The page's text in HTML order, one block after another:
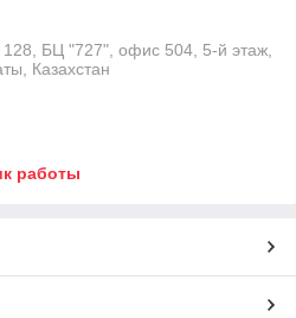
128, БЦ "727", офис 504, 5-й этаж,
Казахстан
работы